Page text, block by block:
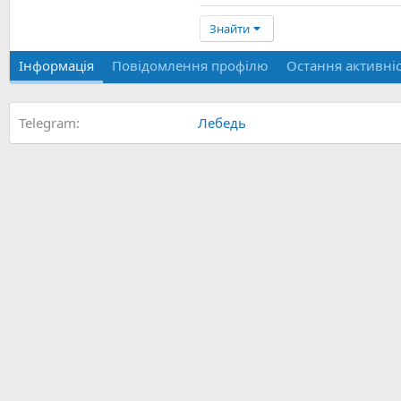
Знайти
Інформація Повідомлення профілю Остання
Telegram Лебедь